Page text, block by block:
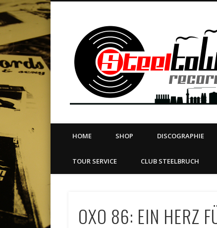
LABEL | MERCH | PRINT | DIY | FANZINE |
VimeoDribble LinkedIn
HOME SHOP DISCOGRAPHIE
TOUR SERVICE CLUB STEELBRUCH
OXO 86: EIN HERZ